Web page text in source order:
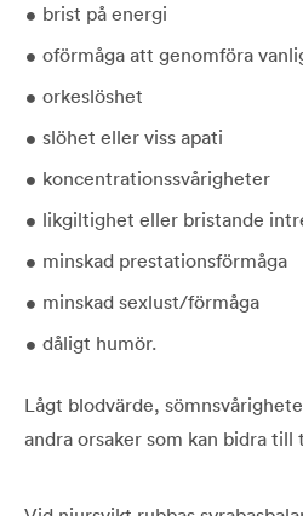
brist på energi
oförmåga att genomföra
orkeslöshet
slöhet eller viss apati
koncentrationssvårigheter
likgiltighet eller bristande
minskad prestationsförmåga
minskad sexlust/förmåga
dåligt humör.
Lågt blodvärde,
andra orsaker som kan bidra